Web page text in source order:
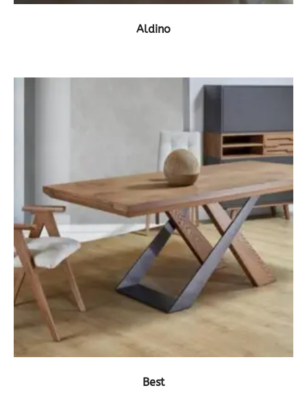
ΔΕΙΤΕ ΤΟ ΠΡΟΪΟΝ
Aldino
ΔΕΙΤΕ ΤΟ ΠΡΟΪΟΝ
Best